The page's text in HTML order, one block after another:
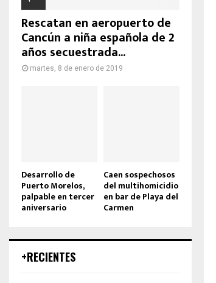
Rescatan en aeropuerto de
Cancún a niña española de 2
años secuestrada...
martes, 8 de enero de 2019
Desarrollo de
Puerto Morelos,
palpable en tercer
aniversario
Caen sospechosos
del multihomicidio
en bar de Playa del
Carmen
+RECIENTES